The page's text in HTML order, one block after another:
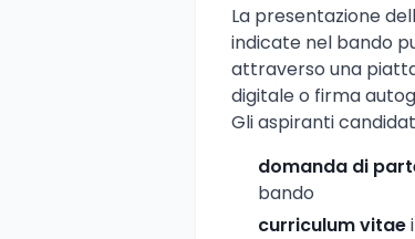
La presentazione
indicate nel bando
attraverso una
digitale o firma
Gli aspiranti
domanda di
bando
curriculum vitae